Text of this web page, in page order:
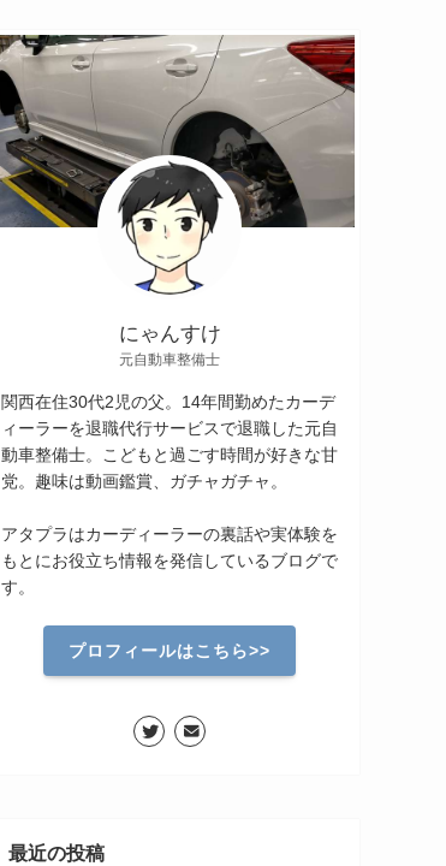
にゃんすけ
元自動車整備士
関西在住30代2児の父。14年間勤めたカーデ
ィーラーを退職代行サービスで退職した元自
動車整備士。こどもと過ごす時間が好きな甘
党。趣味は動画鑑賞、ガチャガチャ。
アタプラはカーディーラーの裏話や実体験を
もとにお役立ち情報を発信しているブログで
す。
プロフィールはこちら>>
最近の投稿